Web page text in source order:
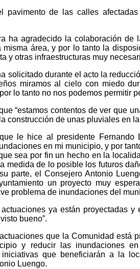
pavimento de las calles
ha agradecido la colaboración de
misma área, y por lo tanto la
y otras infraestructuras muy
solicitado durante el acto la
miramos al cielo con miedo
lo tanto no nos podemos permitir
“estamos contentos de ver que
construcción de unas pluviales en
le hice al presidente Fernando
en mi municipio, y por
sea por fin un hecho en la
medida de lo posible los futuros
parte, el Consejero Antonio
un proyecto muy
problema de inundaciones del
ya están proyectadas
bueno”.
que la Comunidad está
y reducir las inundaciones
iniciativas que beneficiarán a la
Luengo.